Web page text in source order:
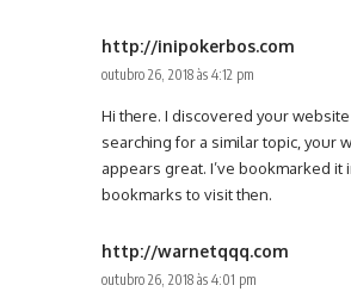
http://inipokerbos.com
outubro 26, 2018 às 4:12 pm
Hi there. I discovered your
searching for a similar topic, your
appears great. I’ve bookmarked it
bookmarks to visit then.
http://warnetqqq.com
outubro 26, 2018 às 4:01 pm